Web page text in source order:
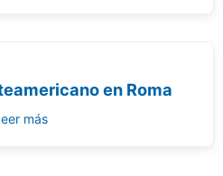
en Roma
más